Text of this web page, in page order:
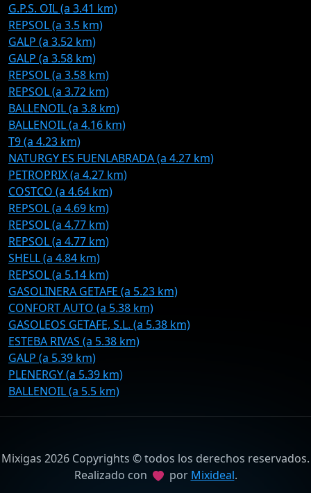
G.P.S. OIL (a 3.41 km)
REPSOL (a 3.5 km)
GALP (a 3.52 km)
GALP (a 3.58 km)
REPSOL (a 3.58 km)
REPSOL (a 3.72 km)
BALLENOIL (a 3.8 km)
BALLENOIL (a 4.16 km)
T9 (a 4.23 km)
NATURGY ES FUENLABRADA (a 4.27 km)
PETROPRIX (a 4.27 km)
COSTCO (a 4.64 km)
REPSOL (a 4.69 km)
REPSOL (a 4.77 km)
REPSOL (a 4.77 km)
SHELL (a 4.84 km)
REPSOL (a 5.14 km)
GASOLINERA GETAFE (a 5.23 km)
CONFORT AUTO (a 5.38 km)
GASOLEOS GETAFE, S.L. (a 5.38 km)
ESTEBA RIVAS (a 5.38 km)
GALP (a 5.39 km)
PLENERGY (a 5.39 km)
BALLENOIL (a 5.5 km)
Mixigas 2026 Copyrights © todos los derechos reservados.
Realizado con
por Mixideal.